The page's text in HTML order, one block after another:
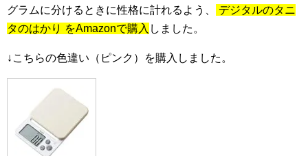
グラムに分けるときに性格に計れるよう、
デジタルのタニ
タのはかり をAmazonで購入 しました。
↓こちらの色違い（ピンク）を購入しました。